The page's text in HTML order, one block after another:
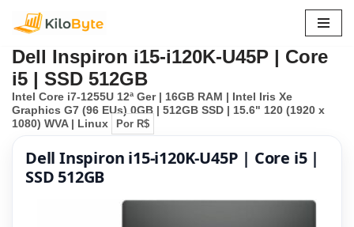
para
o
conteúdo
Dell Inspiron i15-i120K-U45P | Core
i5 | SSD 512GB
Intel Core i7-1255U 12ª Ger | 16GB RAM | Intel Iris Xe
Graphics G7 (96 EUs) 0GB | 512GB SSD | 15.6" 120 (1920 x
1080) WVA | Linux
Por R$
Dell Inspiron i15-i120K-U45P | Core i5 |
SSD 512GB